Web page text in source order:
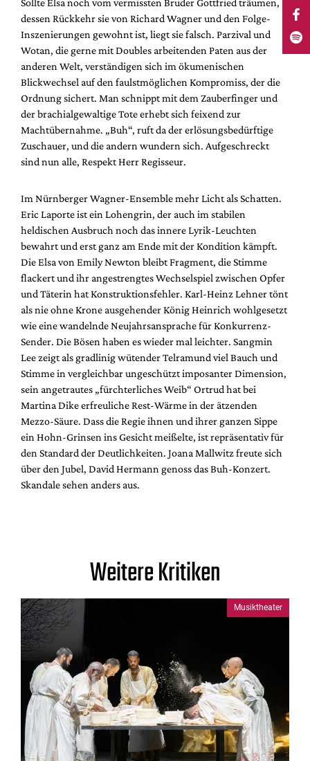
dessen Rückkehr sie von Richard Wagner und den Folge-
Inszenierungen gewohnt ist, liegt sie falsch. Parzival und
Wotan, die gerne mit Doubles arbeitenden Paten aus der
anderen Welt, verständigen sich im ökumenischen
Blickwechsel auf den faulstmöglichen Kompromiss, der die
Ordnung sichert. Man schnippt mit dem Zauberfinger und
der brachialgewaltige Tote erhebt sich feixend zur
Machtübernahme. „Buh“, ruft da der erlösungsbedürftige
Zuschauer, und die andern wundern sich. Aufgeschreckt
sind nun alle, Respekt Herr Regisseur.
Im Nürnberger Wagner-Ensemble mehr Licht als Schatten.
Eric Laporte ist ein Lohengrin, der auch im stabilen
heldischen Ausbruch noch das innere Lyrik-Leuchten
bewahrt und erst ganz am Ende mit der Kondition kämpft.
Die Elsa von Emily Newton bleibt Fragment, die Stimme
flackert und ihr angestrengtes Wechselspiel zwischen Opfer
und Täterin hat Konstruktionsfehler. Karl-Heinz Lehner tönt
als nie ohne Krone ausgehender König Heinrich wohlgesetzt
wie eine wandelnde Neujahrsansprache für Konkurrenz-
Sender. Die Bösen haben es wieder mal leichter. Sangmin
Lee zeigt als gradlinig wütender Telramund viel Bauch und
Stimme in vergleichbar ungeschützt imposanter Dimension,
sein angetrautes „fürchterliches Weib“ Ortrud hat bei
Martina Dike erfreuliche Rest-Wärme in der ätzenden
Mezzo-Säure. Dass die Regie ihnen und ihrer ganzen Sippe
ein Hohn-Grinsen ins Gesicht meißelte, ist repräsentativ für
den Standard der Deutlichkeiten. Joana Mallwitz freute sich
über den Jubel, David Hermann genoss das Buh-Konzert.
Skandale sehen anders aus.
Weitere Kritiken
Musiktheater